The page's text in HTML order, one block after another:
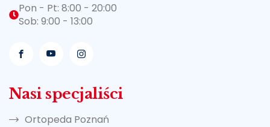
Pon - Pt: 8:00 - 20:00
Sob: 9:00 - 13:00
Nasi specjaliści
Ortopeda Poznań